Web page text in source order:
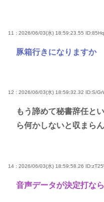
11 : 2026/06/03(水) 18:59:23.55
豚箱行きになりますか
12 : 2026/06/03(水) 18:59:32.32 ID:S/
もう諦めて秘書辞任と
ら何かしないと収まら
14 : 2026/06/03(水) 18:59:58.26
音声データが決定打な